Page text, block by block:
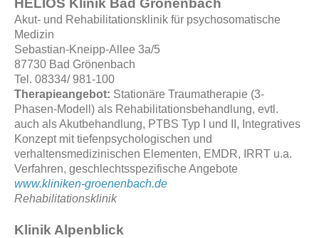
HELIOS Klinik Bad Grönenbach
Akut- und Rehabilitationsklinik für psychosomatische
Medizin
Sebastian-Kneipp-Allee 3a/5
87730 Bad Grönenbach
Tel. 08334/ 981-100
Therapieangebot: Stationäre Traumatherapie (3-
Phasen-Modell) als Rehabilitationsbehandlung, evtl.
auch als Akutbehandlung, PTBS Typ I und II, Integratives
Konzept mit tiefenpsychologischen und
verhaltensmedizinischen Elementen, EMDR, IRRT u.a.
Verfahren, geschlechtsspezifische Angebote
www.kliniken-groenenbach.de
Rehabilitationsklinik
Klinik Alpenblick